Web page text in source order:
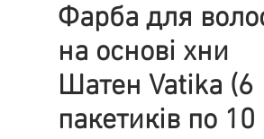
Фарба для
на основі хни
Шатен Vatika (6
пакетиків по 10